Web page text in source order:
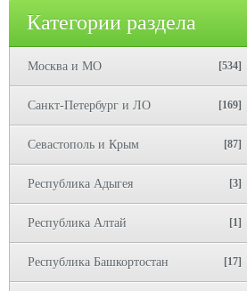
Категории раздела
Москва и МО [534]
Санкт-Петербург и ЛО [169]
Севастополь и Крым [87]
Республика Адыгея [3]
Республика Алтай [1]
Республика Башкортостан [17]